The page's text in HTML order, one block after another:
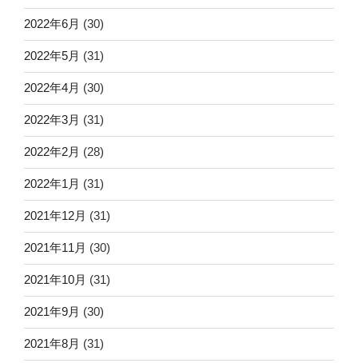
2022年6月 (30)
2022年5月 (31)
2022年4月 (30)
2022年3月 (31)
2022年2月 (28)
2022年1月 (31)
2021年12月 (31)
2021年11月 (30)
2021年10月 (31)
2021年9月 (30)
2021年8月 (31)